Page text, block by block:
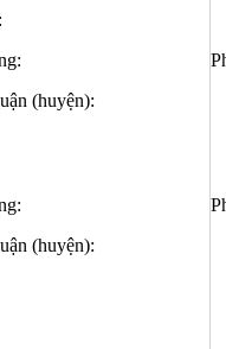
(huyện):